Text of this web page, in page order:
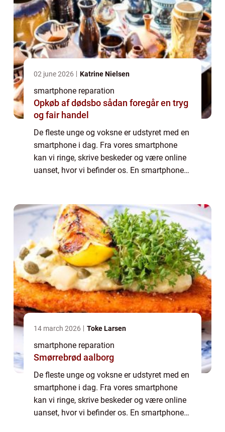
02 june 2026 Katrine Nielsen
smartphone reparation
Opkøb af dødsbo sådan foregår en tryg
og fair handel
De fleste unge og voksne er udstyret med en
smartphone i dag. Fra vores smartphone
kan vi ringe, skrive beskeder og være online
uanset, hvor vi befinder os. En smartphone
14 march 2026 Toke Larsen
smartphone reparation
Smørrebrød aalborg
De fleste unge og voksne er udstyret med en
smartphone i dag. Fra vores smartphone
kan vi ringe, skrive beskeder og være online
uanset, hvor vi befinder os. En smartphone